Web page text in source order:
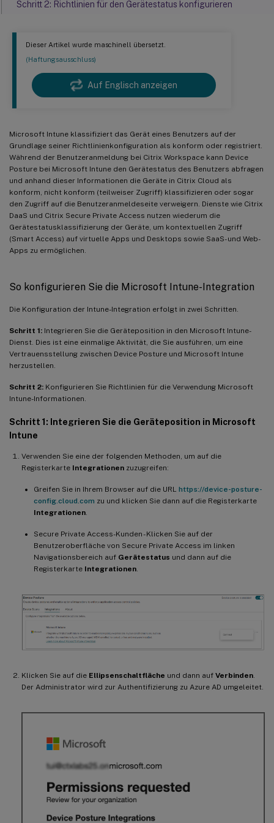
Dieser Artikel wurde maschinell übersetzt.
(Haftungsausschluss)
Auf Englisch anzeigen
Microsoft Intune klassifiziert das Gerät eines Benutzers auf der
Grundlage seiner Richtlinienkonfiguration als konform oder registriert.
Während der Benutzeranmeldung bei Citrix Workspace kann Device
Posture bei Microsoft Intune den Gerätestatus des Benutzers abfragen
und anhand dieser Informationen die Geräte in Citrix Cloud als
konform, nicht konform (teilweiser Zugriff) klassifizieren oder sogar
den Zugriff auf die Benutzeranmeldeseite verweigern. Dienste wie Citrix
DaaS und Citrix Secure Private Access nutzen wiederum die
Gerätestatusklassifizierung der Geräte, um kontextuellen Zugriff
(Smart Access) auf virtuelle Apps und Desktops sowie SaaS- und Web-
Apps zu ermöglichen.
So konfigurieren Sie die Microsoft Intune-Integration
Die Konfiguration der Intune-Integration erfolgt in zwei Schritten.
Schritt 1: Integrieren Sie die Geräteposition in den Microsoft Intune-
Dienst. Dies ist eine einmalige Aktivität, die Sie ausführen, um eine
Vertrauensstellung zwischen Device Posture und Microsoft Intune
herzustellen.
Schritt 2: Konfigurieren Sie Richtlinien für die Verwendung Microsoft
Intune-Informationen.
Schritt 1: Integrieren Sie die Geräteposition in Microsoft
Intune
Verwenden Sie eine der folgenden Methoden, um auf die
Registerkarte Integrationen zuzugreifen:
Greifen Sie in Ihrem Browser auf die URL https://device-posture-
config.cloud.com zu und klicken Sie dann auf die Registerkarte
Integrationen
Secure Private Access-Kunden - Klicken Sie auf der
Benutzeroberfläche von Secure Private Access im linken
Navigationsbereich auf Gerätestatus und dann auf die
Registerkarte Integrationen
Klicken Sie auf die Ellipsenschaltfläche und dann auf Verbinden
Der Administrator wird zur Authentifizierung zu Azure AD umgeleitet.
Schritt 2: Richtlinien für den Gerätestatus konfigurieren